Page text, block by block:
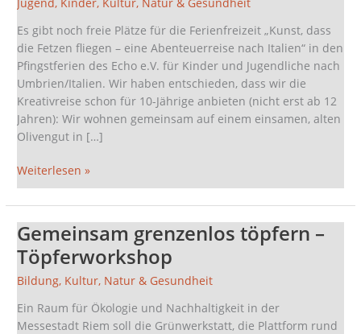
Es gibt noch freie Plätze für die Ferienfreizeit „Kunst, dass
die Fetzen fliegen – eine Abenteuerreise nach Italien“ in den
Pfingstferien des Echo e.V. für Kinder und Jugendliche nach
Umbrien/Italien. Wir haben entschieden, dass wir die
Kreativreise schon für 10-Jährige anbieten (nicht erst ab 12
Jahren): Wir wohnen gemeinsam auf einem einsamen, alten
Olivengut in […]
Abenteuer
in
Italien
Weiterlesen »
Gemeinsam grenzenlos töpfern –
Töpferworkshop
Bildung, Kultur, Natur & Gesundheit
Ein Raum für Ökologie und Nachhaltigkeit in der
Messestadt Riem soll die Grünwerkstatt, die Plattform rund
Gemeinsam
grenzenlos
töpfern
–
Töpferworkshop